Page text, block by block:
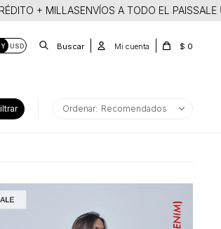
+ MILLASENVÍOS A TODO EL PAISSALE
USD $ 0
Recomendados